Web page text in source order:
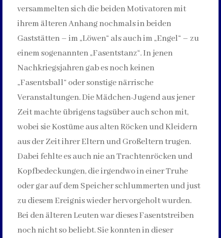
versammelten sich die beiden Motivatoren mit
ihrem älteren Anhang nochmals in beiden
Gaststätten – im „Löwen“ als auch im „Engel“ – zu
einem sogenannten „Fasentstanz“. In jenen
Nachkriegsjahren gab es noch keinen
„Fasentsball“ oder sonstige närrische
Veranstaltungen. Die Mädchen-Jugend aus jener
Zeit machte übrigens tagsüber auch schon mit,
wobei sie Kostüme aus alten Röcken und Kleidern
aus der Zeit ihrer Eltern und Großeltern trugen.
Dabei fehlte es auch nie an Trachtenröcken und
Kopfbedeckungen, die irgendwo in einer Truhe
oder gar auf dem Speicher schlummerten und just
zu diesem Ereignis wieder hervorgeholt wurden.
Bei den älteren Leuten war dieses Fasentstreiben
noch nicht so beliebt. Sie konnten in dieser